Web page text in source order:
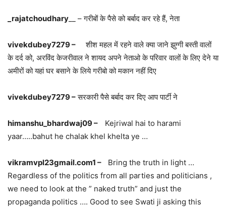
_rajatchoudhary __ – गरीबों के पैसे को बर्बाद कर रहे हैं, नेता
vivekdubey7279 – शीश महल में रहने वाले क्या जाने झुग्गी बस्ती वालों
के दर्द को, अरविंद केजरीवाल ने शायद अपने नेताओ के परिवार वालों के लिए देने या
अमीरों को यहां घर बसाने के लिये गरीबो को मकान नहीं दिए
vivekdubey7279 –सरकारी पैसे बर्बाद कर दिए आप पार्टी ने
himanshu_bhardwaj09 –
Kejriwal hai to harami
yaar…..bahut he chalak khel khelta ye …
vikramvpl23gmail.com1 –
Bring the truth in light …
Regardless of the politics from all parties and politicians ,
we need to look at the ” naked truth” and just the
propaganda politics …. Good to see Swati ji asking this